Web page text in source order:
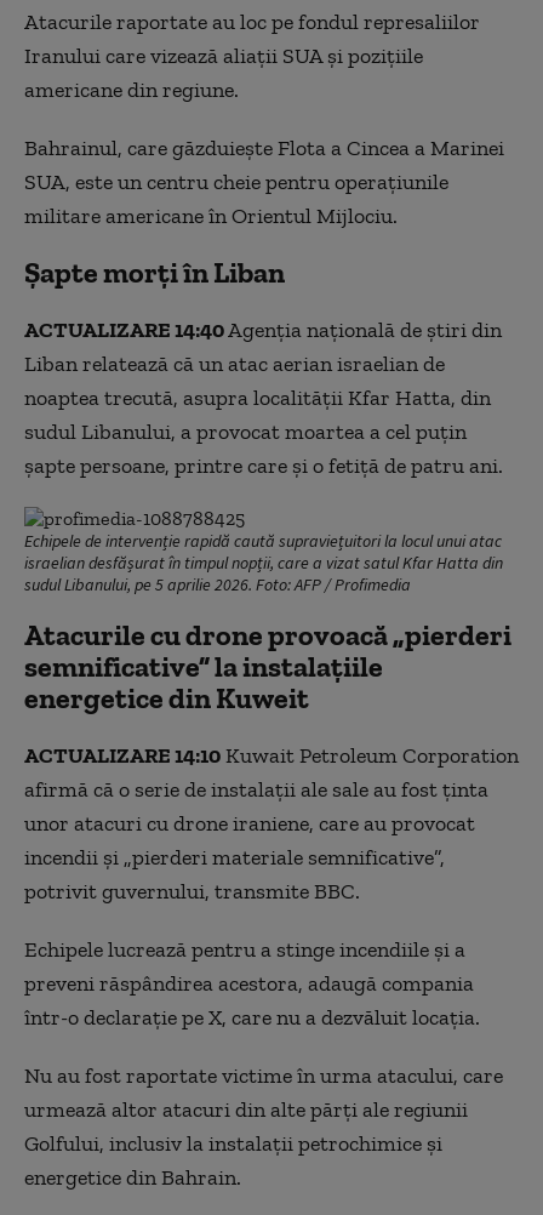
Atacurile raportate au loc pe fondul represaliilor
Iranului care vizează aliaţii SUA şi poziţiile
americane din regiune.
Bahrainul, care găzduieşte Flota a Cincea a Marinei
SUA, este un centru cheie pentru operaţiunile
militare americane în Orientul Mijlociu.
Șapte morți în Liban
ACTUALIZARE 14:40Agenția națională de știri din
Liban relatează că un atac aerian israelian de
noaptea trecută, asupra localității Kfar Hatta, din
sudul Libanului, a provocat moartea a cel puțin
șapte persoane, printre care și o fetiță de patru ani.
Echipele de intervenție rapidă caută supraviețuitori la locul unui atac
israelian desfășurat în timpul nopții, care a vizat satul Kfar Hatta din
sudul Libanului, pe 5 aprilie 2026. Foto: AFP / Profimedia
Atacurile cu drone provoacă „pierderi
semnificative” la instalațiile
energetice din Kuweit
ACTUALIZARE 14:10Kuwait Petroleum Corporation
afirmă că o serie de instalații ale sale au fost ținta
unor atacuri cu drone iraniene, care au provocat
incendii și „pierderi materiale semnificative”,
potrivit guvernului, transmite BBC.
Echipele lucrează pentru a stinge incendiile și a
preveni răspândirea acestora, adaugă compania
într-o declarație pe X, care nu a dezvăluit locația.
Nu au fost raportate victime în urma atacului, care
urmează altor atacuri din alte părți ale regiunii
Golfului, inclusiv la instalații petrochimice și
energetice din Bahrain.